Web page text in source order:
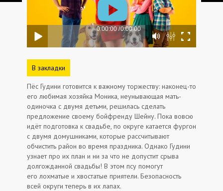
В закладки
Пёс Гудини готовится к важному торжеству: наконец-то
его любимая хозяйка Моника, неунывающая мать-
одиночка с двумя детьми, решилась сделать
предложение своему бойфренду Шейну. Пока вовсю
идёт подготовка к свадьбе, по округе катается фургон
с двумя домушниками, которые рассчитывают
обчистить район во время праздника. Однако Гудини
узнает про их план и ни за что не допустит срыва
долгожданной свадьбы! В этом псу помогут
его лохматые и хвостатые приятели. Безопасность
всей округи теперь в их лапах.